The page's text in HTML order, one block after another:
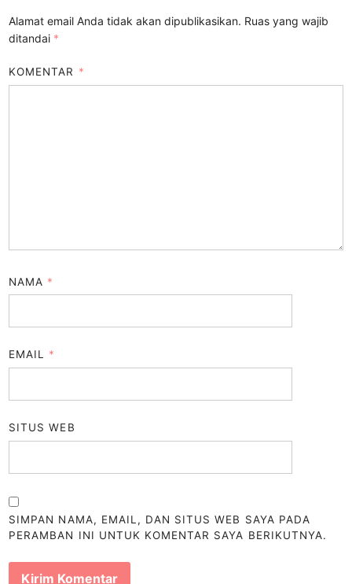
Alamat email Anda tidak akan dipublikasikan. Ruas yang wajib
ditandai *
KOMENTAR *
NAMA *
EMAIL *
SITUS WEB
SIMPAN NAMA, EMAIL, DAN SITUS WEB SAYA PADA
PERAMBAN INI UNTUK KOMENTAR SAYA BERIKUTNYA.